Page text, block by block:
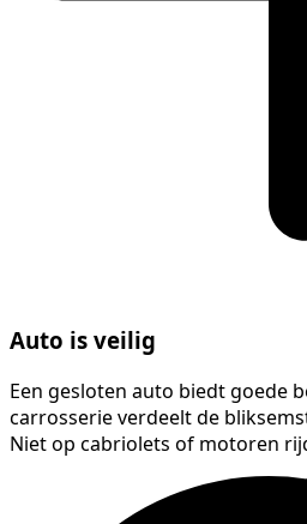
Auto is veilig
Een gesloten auto biedt goede
carrosserie verdeelt de
Niet op cabriolets of motoren